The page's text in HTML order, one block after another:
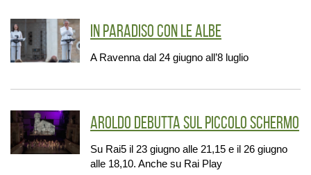
In Paradiso con le Albe
A Ravenna dal 24 giugno all’8 luglio
Aroldo debutta sul piccolo schermo
Su Rai5 il 23 giugno alle 21,15 e il 26 giugno
alle 18,10. Anche su Rai Play